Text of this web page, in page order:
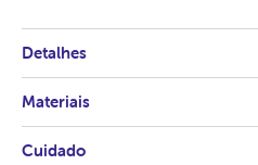
Detalhes
Materiais
Cuidado